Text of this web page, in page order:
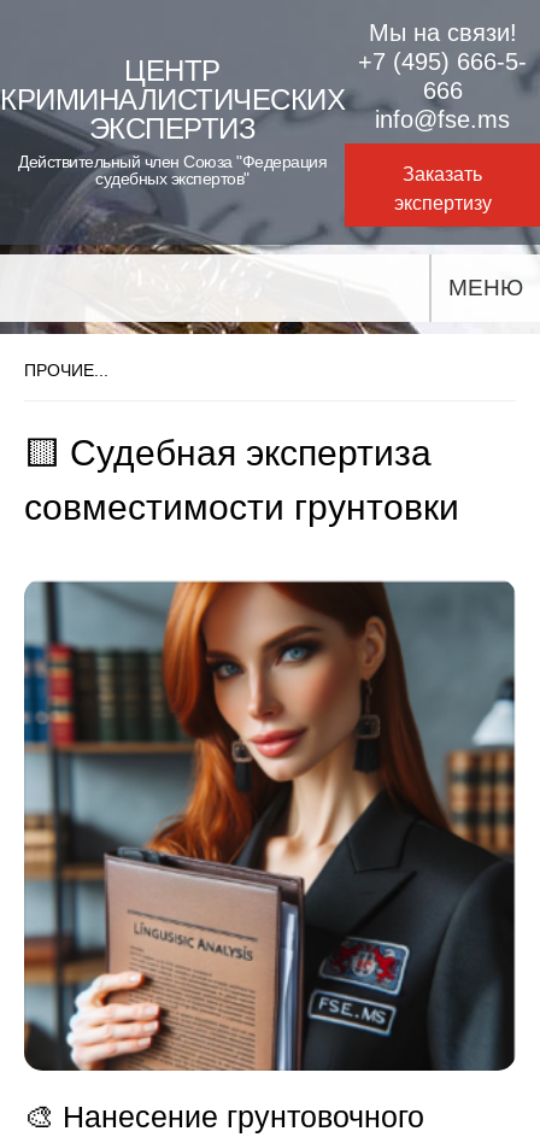
content
ЦЕНТР
КРИМИНАЛИСТИЧЕСКИХ
ЭКСПЕРТИЗ
Действительный член Союза "Федерация
судебных экспертов"
Мы на связи!
+7 (495) 666-5-
666
info@fse.ms
Заказать
экспертизу
МЕНЮ
ПРОЧИЕ...
🟨 Судебная экспертиза
совместимости грунтовки
🎨 Нанесение грунтовочного